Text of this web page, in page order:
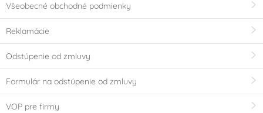
Všeobecné obchodné podmienky
Reklamácie
Odstúpenie od zmluvy
Formulár na odstúpenie od zmluvy
VOP pre firmy